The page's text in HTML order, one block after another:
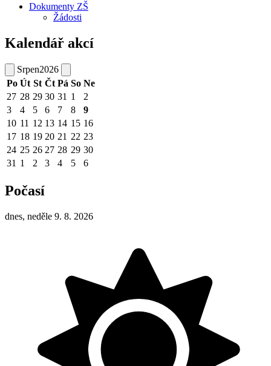
Dokumenty ZŠ
Žádosti
Kalendář akcí
Srpen2026
Po Út St Čt Pá So Ne
27 28 29 30 31 1
2
3
4 5 6 7 8
9
10 11 12 13 14 15 16
17 18 19 20 21 22 23
24 25 26 27 28 29 30
31 1 2 3 4 5 6
Počasí
dnes, neděle 9. 8. 2026